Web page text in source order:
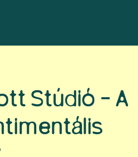
Stúdió - A